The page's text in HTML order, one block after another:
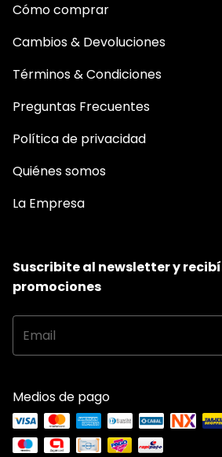
Cómo comprar
Cambios & Devoluciones
Términos & Condiciones
Preguntas Frecuentes
Política de privacidad
Quiénes somos
La Empresa
Suscribite al newsletter y
promociones
Medios de pago